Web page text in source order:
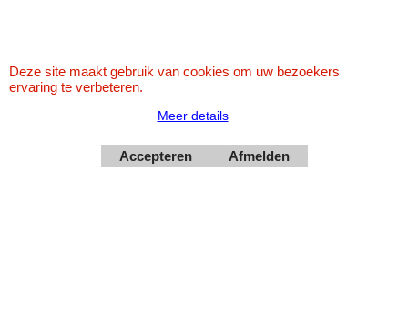
https://www.karaoke-jo.nl/
0599-661302
Deze site maakt gebruik van cookies om uw bezoekers
ervaring te verbeteren.
Meer details
Accepteren Afmelden